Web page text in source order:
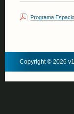
Programa
Copyright © 2026